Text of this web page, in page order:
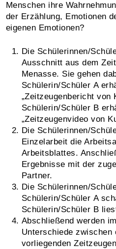
Menschen ihre
der Erzählung, Emotionen
eigenen Emotionen?
Die Schülerinnen/
Ausschnitt aus dem
Menasse. Sie gehen
Schülerin/Schüler A
„Zeitzeugenbericht von
Schülerin/Schüler B
„Zeitzeugenvideo von
Die Schülerinnen/
Einzelarbeit die
Arbeitsblattes.
Ergebnisse mit der
Partner.
Die Schülerinnen/
Schülerin/Schüler A
Schülerin/Schüler B
Abschließend werden
Unterschiede
vorliegenden